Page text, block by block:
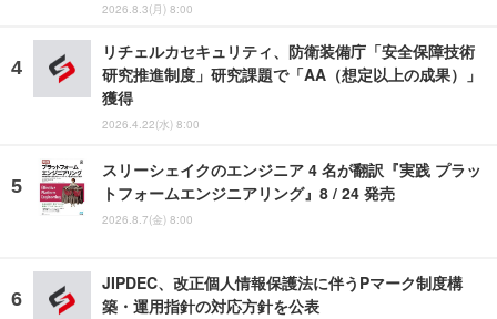
2026.8.3(月) 8:00
リチェルカセキュリティ、防衛装備庁「安全保障技術
研究推進制度」研究課題で「AA（想定以上の成果）」
獲得
2026.4.22(水) 8:00
スリーシェイクのエンジニア 4 名が翻訳『実践 プラッ
トフォームエンジニアリング』8 / 24 発売
2026.8.7(金) 8:00
JIPDEC、改正個人情報保護法に伴うPマーク制度構
築・運用指針の対応方針を公表